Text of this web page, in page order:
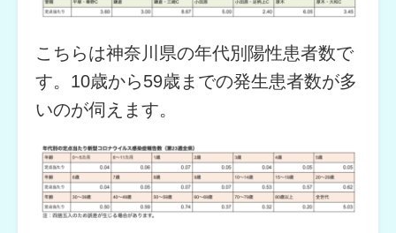
こちらは神奈川県の年代別陽性患者数で
す。10歳から59歳までの発生患者数が多
いのが伺えます。